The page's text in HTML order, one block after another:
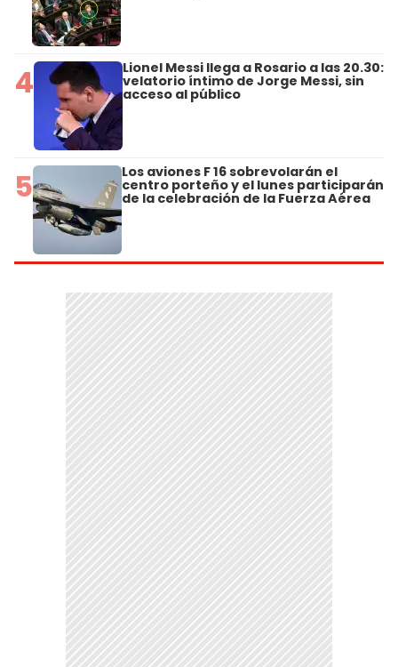
4 Lionel Messi llega a Rosario a las 20.30:
velatorio íntimo de Jorge Messi, sin
acceso al público
5 Los aviones F 16 sobrevolarán el
centro porteño y el lunes participarán
de la celebración de la Fuerza Aérea